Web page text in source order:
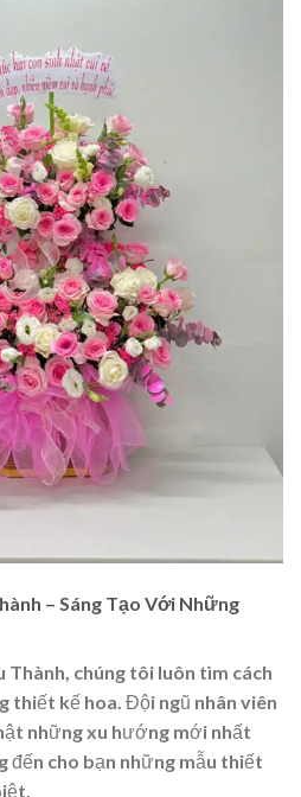
– Sáng Tạo Với Những
Thành, chúng tôi luôn tìm cách
thiết kế hoa. Đội ngũ nhân viên
những xu hướng mới nhất
đến cho bạn những mẫu thiết